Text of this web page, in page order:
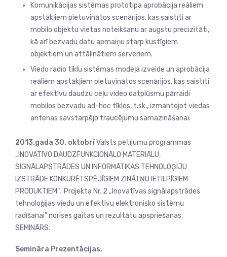
Komunikācijas sistēmas prototipa aprobācija reāliem
apstākļiem pietuvinātos scenārijos, kas saistīti ar
mobilo objektu vietas noteikšanu ar augstu precizitāti,
kā arī bezvadu datu apmaiņu starp kustīgiem
objektiem un attālinātiem serveriem.
Viedo radio tīklu sistēmas modeļa izveide un aprobācija
reāliem apstākļiem pietuvinātos scenārijos, kas saistīti
ar efektīvu daudzu ceļu video datplūsmu pārraidi
mobilos bezvadu ad-hoc tīklos, t.sk., izmantojot viedas
antenas savstarpējo traucējumu samazināšanai.
2013.gada 30. oktobrīValsts pētījumu programmas
„INOVATĪVO DAUDZFUNKCIONĀLO MATERIĀLU,
SIGNĀLAPSTRĀDES UN INFORMĀTIKAS TEHNOLOĢIJU
IZSTRĀDE KONKURĒTSPĒJĪGIEM ZINĀTŅU IETILPĪGIEM
PRODUKTIEM”, Projekta Nr. 2 „Inovatīvas signālapstrādes
tehnoloģijas viedu un efektīvu elektronisko sistēmu
radīšanai” norises gaitas un rezultātu apspriešanas
SEMINĀRS.
Semināra Prezentācijas.